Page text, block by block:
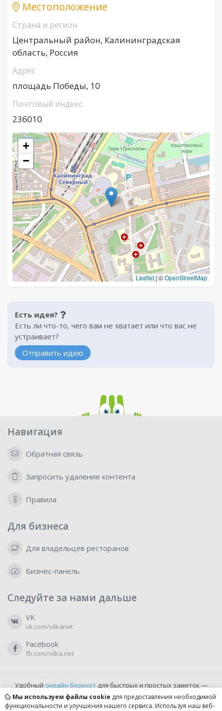
Местоположение
Страна и регион
Центральный район, Калининградская
область, Россия
Адрес
площадь Победы, 10
Почтовый индекс
236010
+
−
Leaflet |©OpenStreetMap
Есть идея?
Есть ли что-то, чего вам не хватает или что вас не
устраивает?
Отправить идею
Навигация
Обратная связь
Запросить удаление контента
Правила
Для бизнеса
Для владельцев ресторанов
Бизнес-панель
Следуйте за нами дальше
VK
vk.com/vilkanet
Facebook
fb.com/vilka.net
Удобный онлайн блокнотдля быстрых и простых заметок —
бесплатно и доступно прямо из браузера.
Мы используем файлы cookie для предоставления необходимой
функциональности и улучшения нашего сервиса. Используя наш веб-